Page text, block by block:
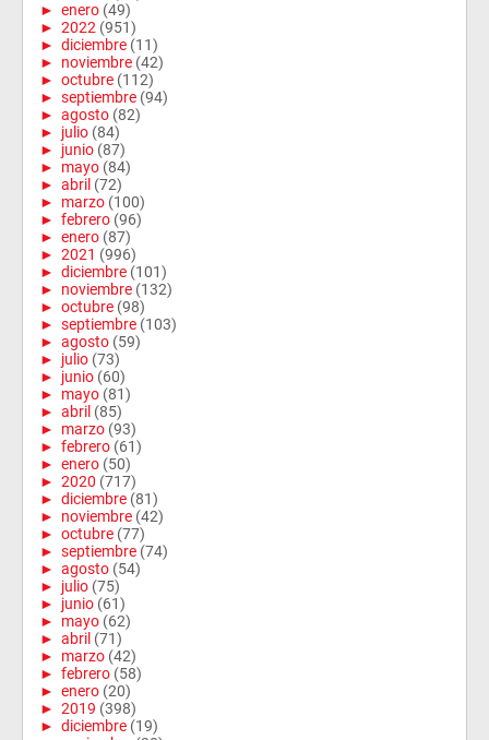
► enero (49)
► 2022 (951)
► diciembre (11)
► noviembre (42)
► octubre (112)
► septiembre (94)
► agosto (82)
► julio (84)
► junio (87)
► mayo (84)
► abril (72)
► marzo (100)
► febrero (96)
► enero (87)
► 2021 (996)
► diciembre (101)
► noviembre (132)
► octubre (98)
► septiembre (103)
► agosto (59)
► julio (73)
► junio (60)
► mayo (81)
► abril (85)
► marzo (93)
► febrero (61)
► enero (50)
► 2020 (717)
► diciembre (81)
► noviembre (42)
► octubre (77)
► septiembre (74)
► agosto (54)
► julio (75)
► junio (61)
► mayo (62)
► abril (71)
► marzo (42)
► febrero (58)
► enero (20)
► 2019 (398)
► diciembre (19)